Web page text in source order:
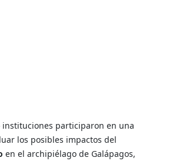
instituciones participaron en una
los posibles impactos del
en el archipiélago de Galápagos,